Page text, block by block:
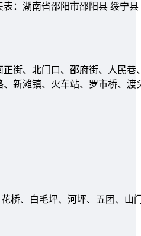
：湖南省邵阳市邵阳县 绥宁
正街、北门口、邵府街、人民
、新滩镇、火车站、罗市桥、渡
桥、白毛坪、河坪、五团、山